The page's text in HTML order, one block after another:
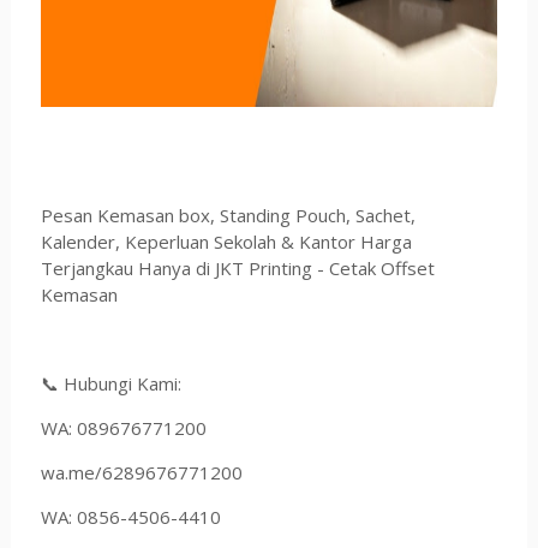
Pesan Kemasan box, Standing Pouch, Sachet,
Kalender, Keperluan Sekolah & Kantor Harga
Terjangkau Hanya di JKT Printing - Cetak Offset
Kemasan
📞 Hubungi Kami:
WA: 089676771200
wa.me/6289676771200
WA: 0856-4506-4410